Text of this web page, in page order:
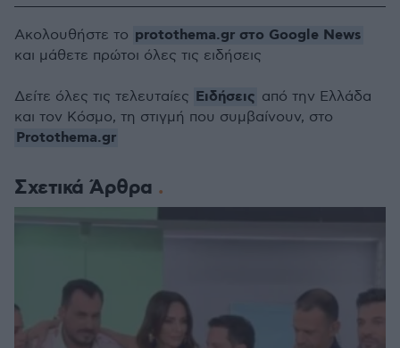
Σχετικά Άρθρα
Ακολουθήστε το protothema.gr στο Google News
και μάθετε πρώτοι όλες τις ειδήσεις
Δείτε όλες τις τελευταίες Ειδήσεις από την Ελλάδα
και τον Κόσμο, τη στιγμή που συμβαίνουν, στο
Protothema.gr